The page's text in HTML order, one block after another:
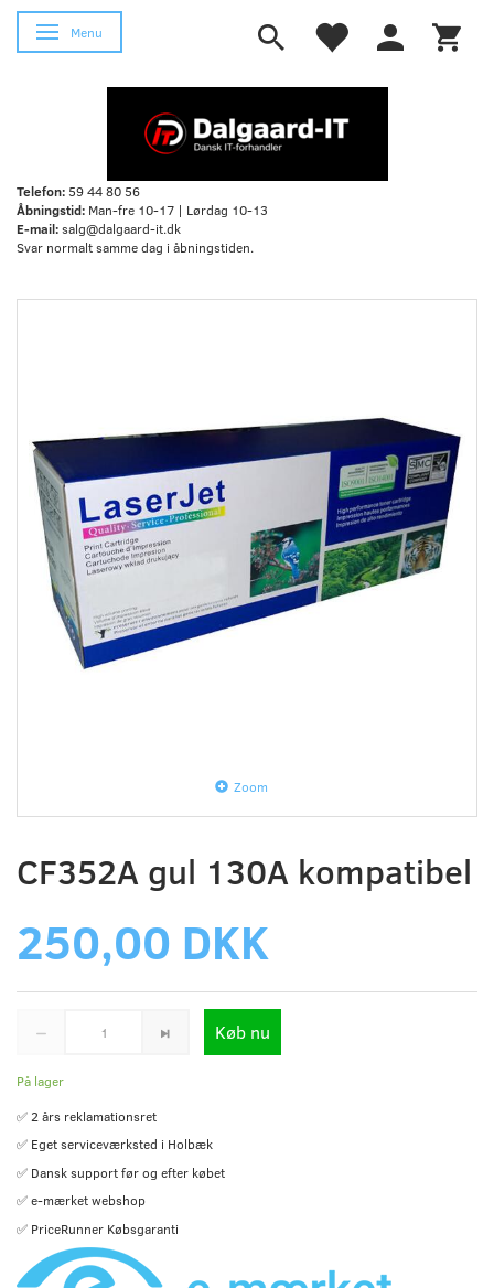
Skifte navigation
Menu
Telefon:59 44 80 56
Åbningstid: Man-fre 10-17 | Lørdag 10-13
E-mail:salg@dalgaard-it.dk
Svar normalt samme dag i åbningstiden.
Zoom
CF352A gul 130A kompatibel
250,00 DKK
Køb nu
På lager
✅ 2 års reklamationsret
✅ Eget serviceværksted i Holbæk
✅ Dansk support før og efter købet
✅ e-mærket webshop
✅ PriceRunner Købsgaranti